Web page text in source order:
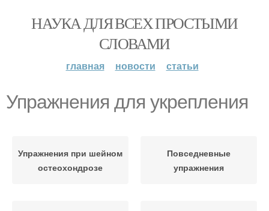
НАУКА ДЛЯ ВСЕХ ПРОСТЫМИ
СЛОВАМИ
главная новости статьи
Упражнения для укрепления
Упражнения при шейном
остеохондрозе
Повседневные
упражнения